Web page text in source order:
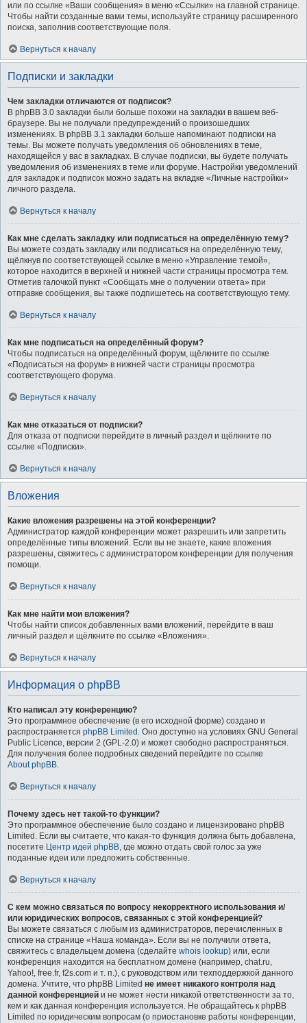
или по ссылке «Ваши сообщения» в меню «Ссылки» на главной странице.
Чтобы найти созданные вами темы, используйте страницу расширенного
поиска, заполнив соответствующие поля.
Вернуться к началу
Подписки и закладки
Чем закладки отличаются от подписок?
В phpBB 3.0 закладки были больше похожи на закладки в вашем веб-
браузере. Вы не получали предупреждений о произошедших
изменениях. В phpBB 3.1 закладки больше напоминают подписки на
темы. Вы можете получать уведомления об обновлениях в теме,
находящейся у вас в закладках. В случае подписки, вы будете получать
уведомления об изменениях в теме или форуме. Настройки уведомлений
для закладок и подписок можно задать на вкладке «Личные настройки»
личного раздела.
Вернуться к началу
Как мне сделать закладку или подписаться на определённую тему?
Вы можете создать закладку или подписаться на определённую тему,
щёлкнув по соответствующей ссылке в меню «Управление темой»,
которое находится в верхней и нижней части страницы просмотра тем.
Отметив галочкой пункт «Сообщать мне о получении ответа» при
отправке сообщения, вы также подпишетесь на соответствующую тему.
Вернуться к началу
Как мне подписаться на определённый форум?
Чтобы подписаться на определённый форум, щёлкните по ссылке
«Подписаться на форум» в нижней части страницы просмотра
соответствующего форума.
Вернуться к началу
Как мне отказаться от подписки?
Для отказа от подписки перейдите в личный раздел и щёлкните по
ссылке «Подписки».
Вернуться к началу
Вложения
Какие вложения разрешены на этой конференции?
Администратор каждой конференции может разрешить или запретить
определённые типы вложений. Если вы не знаете, какие вложения
разрешены, свяжитесь с администратором конференции для получения
помощи.
Вернуться к началу
Как мне найти мои вложения?
Чтобы найти список добавленных вами вложений, перейдите в ваш
личный раздел и щёлкните по ссылке «Вложения».
Вернуться к началу
Информация о phpBB
Кто написал эту конференцию?
Это программное обеспечение (в его исходной форме) создано и
распространяется phpBB Limited . Оно доступно на условиях GNU General
Public Licence, версии 2 (GPL-2.0) и может свободно распространяться.
Для получения более подробных сведений перейдите по ссылке
About phpBB.
Вернуться к началу
Почему здесь нет такой-то функции?
Это программное обеспечение было создано и лицензировано phpBB
Limited. Если вы считаете, что какая-то функция должна быть добавлена,
посетите Центр идей phpBB, где можно отдать свой голос за уже
поданные идеи или предложить собственные.
Вернуться к началу
С кем можно связаться по вопросу некорректного использования и/
или юридических вопросов, связанных с этой конференцией?
Вы можете связаться с любым из администраторов, перечисленных в
списке на странице «Наша команда». Если вы не получили ответа,
свяжитесь с владельцем домена (сделайте whois lookup) или, если
конференция находится на бесплатном домене (например, chat.ru,
Yahoo!, free.fr, f2s.com и т. п.), с руководством или техподдержкой данного
домена. Учтите, что phpBB Limited не имеет никакого контроля над
данной конференцией и не может нести никакой ответственности за то,
кем и как данная конференция используется. Не обращайтесь к phpBB
Limited по юридическим вопросам (о приостановке работы конференции,